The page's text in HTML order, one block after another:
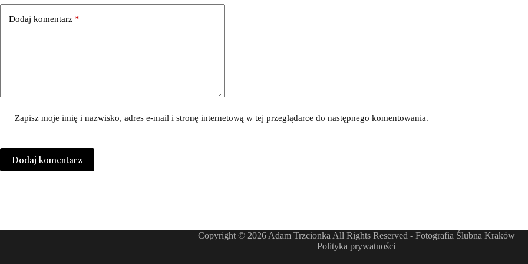
Dodaj komentarz *
Zapisz moje imię i nazwisko, adres e-mail i stronę internetową w tej przeglądarce do następnego komentowania.
Dodaj komentarz
Copyright © 2026 Adam Trzcionka All Rights Reserved - Fotografia Ślubna Kraków
Polityka prywatności